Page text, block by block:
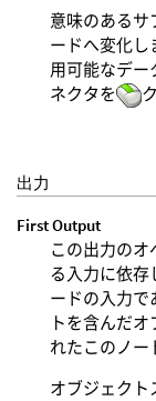
意味のあるサ
ードへ変化し
用可能なデー
ネクタを
出力
First Output
この出力の
る入力に依存
ードの入力で
トを含んだ
れたこのノー
オブジェクト